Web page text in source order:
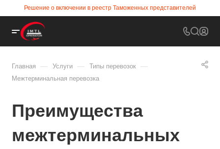
Решение о включении в реестр Таможенных представителей
Главная — Услуги — Типы перевозок —
Межтерминальная перевозка
Преимущества
межтерминальных